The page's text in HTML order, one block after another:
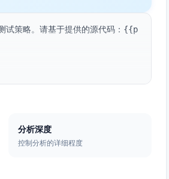
试策略。请基于提供的源代码：{{p
分析深度
控制分析的详细程度